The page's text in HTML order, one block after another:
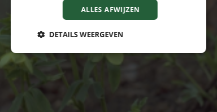
ALLES AFWIJZEN
DETAILS WEERGEVEN